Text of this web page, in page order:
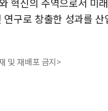
구로 창출한 성과를
및 재배포 금지>